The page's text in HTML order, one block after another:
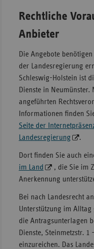
Rechtliche
Anbieter
Die Angebote
der Landesregierung
Schleswig-Holstein ist
Dienste in Neumünster.
angeführten
Informationen finden
Seite der
Landesregierung
.
Dort finden Sie auch
im Land
, die Sie im
Anerkennung
Bei nach Landesrecht
Unterstützung im Alltag
die Antragsunterlagen
Dienste, Steinmetzstr. 1
einzureichen. Das